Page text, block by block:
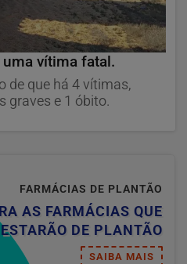
vítima fatal.
de que há 4 vítimas,
graves e 1 óbito.
FARMÁCIAS DE PLANTÃO
AS FARMÁCIAS QUE
ESTARÃO DE PLANTÃO
SAIBA MAIS